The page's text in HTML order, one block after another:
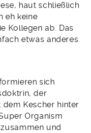
haut schließlich
eh keine
Kollegen ab. Das
etwas anderes.
sich
der
Kescher hinter
Organism
und